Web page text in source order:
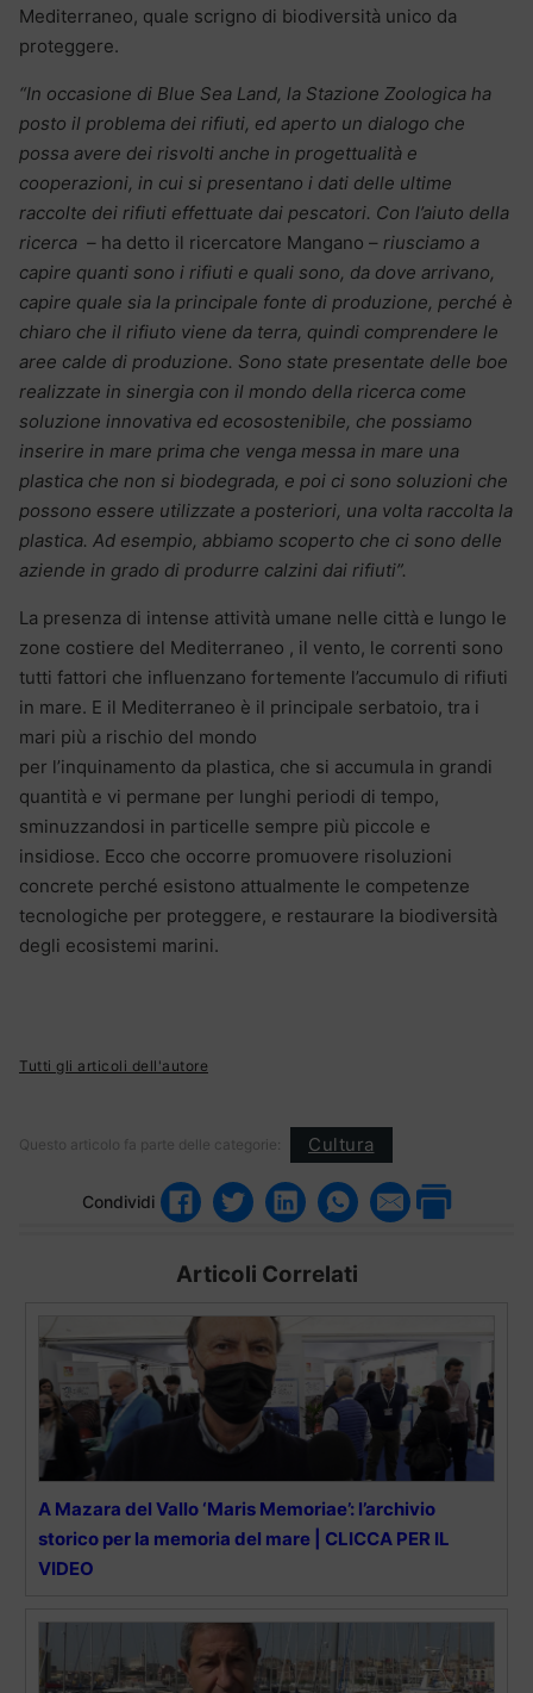
Mediterraneo, quale scrigno di biodiversità unico da
proteggere.
“In occasione di Blue Sea Land, la Stazione Zoologica ha
posto il problema dei rifiuti, ed aperto un dialogo che
possa avere dei risvolti anche in progettualità e
cooperazioni, in cui si presentano i dati delle ultime
raccolte dei rifiuti effettuate dai pescatori. Con l’aiuto della
ricerca – ha detto il ricercatore Mangano – riusciamo a
capire quanti sono i rifiuti e quali sono, da dove arrivano,
capire quale sia la principale fonte di produzione, perché è
chiaro che il rifiuto viene da terra, quindi comprendere le
aree calde di produzione. Sono state presentate delle boe
realizzate in sinergia con il mondo della ricerca come
soluzione innovativa ed ecosostenibile, che possiamo
inserire in mare prima che venga messa in mare una
plastica che non si biodegrada, e poi ci sono soluzioni che
possono essere utilizzate a posteriori, una volta raccolta la
plastica. Ad esempio, abbiamo scoperto che ci sono delle
aziende in grado di produrre calzini dai rifiuti”.
La presenza di intense attività umane nelle città e lungo le
zone costiere del Mediterraneo , il vento, le correnti sono
tutti fattori che influenzano fortemente l’accumulo di rifiuti
in mare. E il Mediterraneo è il principale serbatoio, tra i
mari più a rischio del mondo
per l’inquinamento da plastica, che si accumula in grandi
quantità e vi permane per lunghi periodi di tempo,
sminuzzandosi in particelle sempre più piccole e
insidiose. Ecco che occorre promuovere risoluzioni
concrete perché esistono attualmente le competenze
tecnologiche per proteggere, e restaurare la biodiversità
degli ecosistemi marini.
Tutti gli articoli dell'autore
Questo articolo fa parte delle categorie: Cultura
Condividi
Articoli Correlati
A Mazara del Vallo ‘Maris Memoriae’: l’archivio
storico per la memoria del mare | CLICCA PER IL
VIDEO